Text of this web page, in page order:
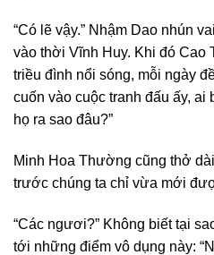
“Có lẽ vậy.” Nhậm Dao nhún
vào thời Vĩnh Huy. Khi đó Cao
triều đình nổi sóng, mỗi ngày
cuốn vào cuộc tranh đấu ấy, ai
họ ra sao đâu?”
Minh Hoa Thường cũng thở
trước chúng ta chỉ vừa mới
“Các ngươi?” Không biết tại
tới những điểm vô dụng này: